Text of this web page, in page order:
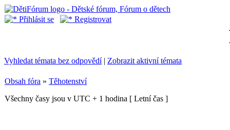
Přihlásit se Registrovat
Vyhledat témata bez odpovědí| Zobrazit aktivní témata
Obsah fóra » Těhotenství
Všechny časy jsou v UTC + 1 hodina [ Letní čas ]